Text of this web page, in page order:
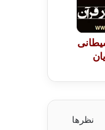
نظرها